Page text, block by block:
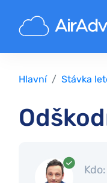
Hlavní Stávka
Kdo: